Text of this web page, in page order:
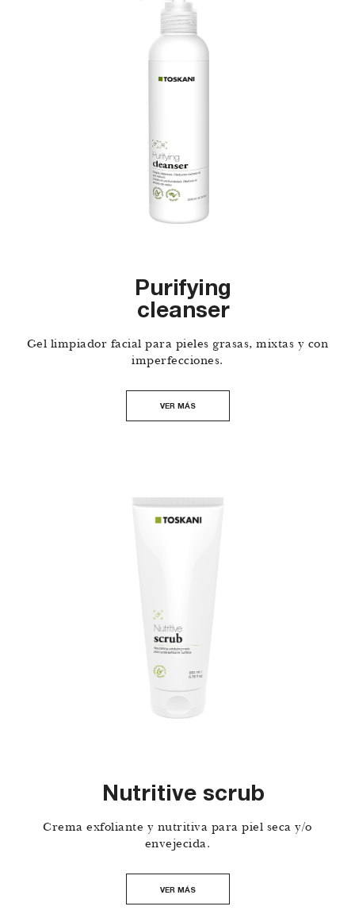
Purifying
cleanser
Gel limpiador facial para pieles grasas, mixtas y con
imperfecciones.
VER MÁS
Nutritive scrub
Crema exfoliante y nutritiva para piel seca y/o
envejecida.
VER MÁS